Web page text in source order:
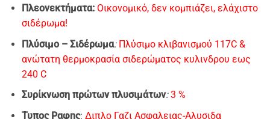
Πλεονεκτήματα: Οικονομικό, δεν κομπιάζει, ελάχιστο
σιδέρωμα!
Πλύσιμo – Σιδέρωμα: Πλύσιμο κλιβανισμού 117C &
ανώτατη θερμοκρασία σιδερώματος κυλινδρου εως
240 C
Συρίκνωση πρώτων πλυσιμάτων:3 %
Τυπος Ραφης: Διπλο Γαζι Ασφαλειας-Αλυσιδα